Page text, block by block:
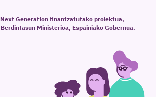
Generation finantzatutako proiektua,
Ministerioa, Espainiako Gobernua.